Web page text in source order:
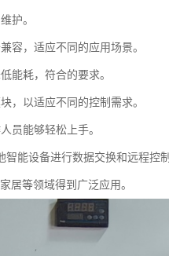
护。
容，适应不同的应用场景。
能耗，符合的要求。
，以适应不同的控制需求。
员能够轻松上手。
能设备进行数据交换和远程控制
居等领域得到广泛应用。